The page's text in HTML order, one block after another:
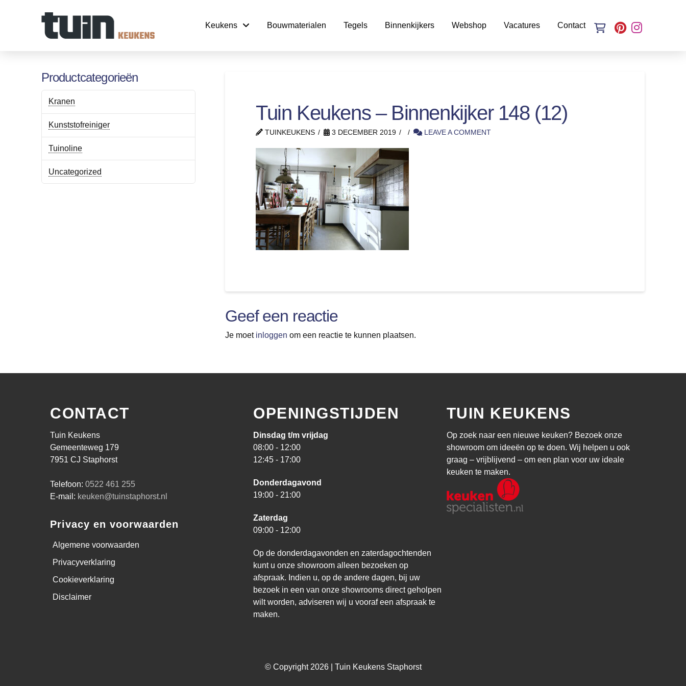
Keukens Bouwmaterialen Tegels Binnenkijkers Webshop Vacatures Contact
Tuin Keukens – Binnenkijker 148 (12)
TUINKEUKENS 3 DECEMBER 2019 LEAVE A COMMENT
Geef een reactie
Je moet inloggen om een reactie te kunnen plaatsen.
Productcategorieën
Kranen
Kunststofreiniger
Tuinoline
Uncategorized
CONTACT
Tuin Keukens
Gemeenteweg 179
7951 CJ Staphorst
Telefoon:0522 461 255
E-mail: keuken@tuinstaphorst.nl
Privacy en voorwaarden
Algemene voorwaarden
Privacyverklaring
Cookieverklaring
Disclaimer
OPENINGSTIJDEN
Dinsdag t/m vrijdag
08:00 - 12:00
12:45 - 17:00
Donderdagavond
19:00 - 21:00
Zaterdag
09:00 - 12:00
Op de donderdagavonden en zaterdagochtenden
kunt u onze showroom alleen bezoeken op
afspraak. Indien u, op de andere dagen, bij uw
bezoek in een van onze showrooms direct geholpen
wilt worden, adviseren wij u vooraf een afspraak te
maken.
TUIN KEUKENS
Op zoek naar een nieuwe keuken? Bezoek onze
showroom om ideeën op te doen. Wij helpen u ook
graag – vrijblijvend – om een plan voor uw ideale
keuken te maken.
© Copyright 2026 | Tuin Keukens Staphorst